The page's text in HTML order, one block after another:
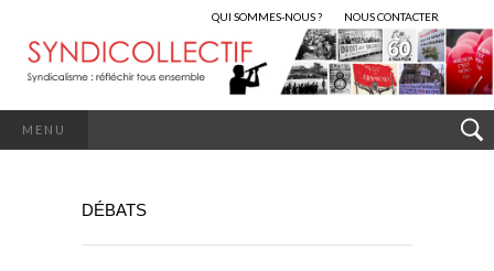
QUI SOMMES-NOUS ? NOUS CONTACTER
MENU
DÉBATS